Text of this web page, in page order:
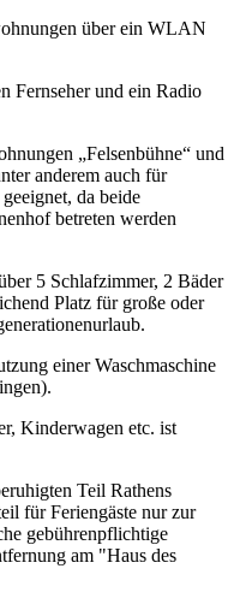
über ein WLAN
Fernseher und ein Radio
„Felsenbühne“ und
anderem auch für
da beide
betreten werden
5 Schlafzimmer, 2 Bäder
Platz für große oder
einer Waschmaschine
Kinderwagen etc. ist
Teil Rathens
für Feriengäste nur zur
gebührenpflichtige
am "Haus des